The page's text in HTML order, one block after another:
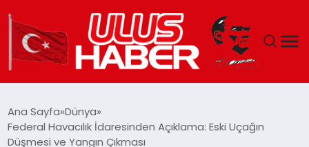
DÜNYA
Ana Sayfa Dünya
Federal Havacılık İdaresinden Açıklama: Eski Uçağın
Düşmesi ve Yangın Çıkması